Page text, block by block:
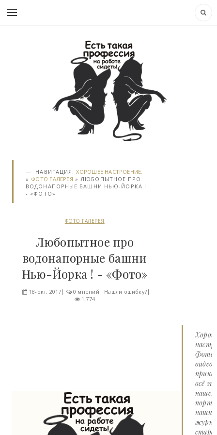
НАВИГАЦИЯ:ХОРОШЕЕ НАСТРОЕНИЕ.
» ФОТО ГАЛЕРЕЯ » ЛЮБОПЫТНОЕ ПРО
ВОДОНАПОРНЫЕ БАШНИ НЬЮ-ЙОРКА !
- «ФОТО»
ФОТО ГАЛЕРЕЯ
Любопытное про
водонапорные башни
Нью-Йорка ! - «Фото»
18-окт, 2017 0 мнений | Нашли ошибку?
1 774
Фото
видео
всё
нашем
наши